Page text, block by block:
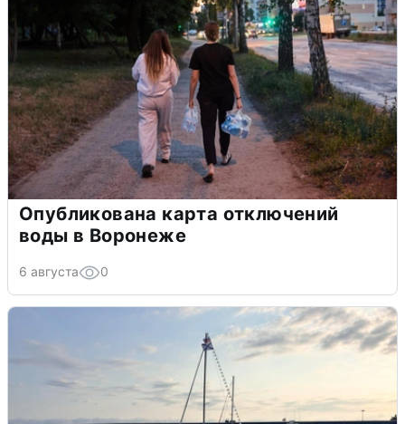
Опубликована карта отключений
воды в Воронеже
6 августа 0